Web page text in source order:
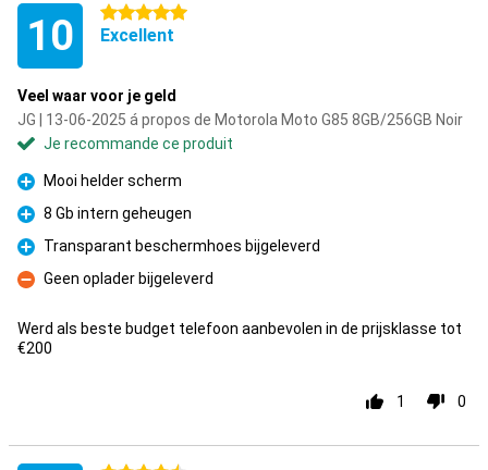
10 5 étoiles
Excellent
Veel waar voor je geld
JG | 13-06-2025 á propos de Motorola Moto G85 8GB/256GB Noir
Je recommande ce produit
Pour
Mooi helder scherm
Pour
8 Gb intern geheugen
Pour
Transparant beschermhoes bijgeleverd
Contre
Geen oplader bijgeleverd
Werd als beste budget telefoon aanbevolen in de prijsklasse tot
€200
1 0